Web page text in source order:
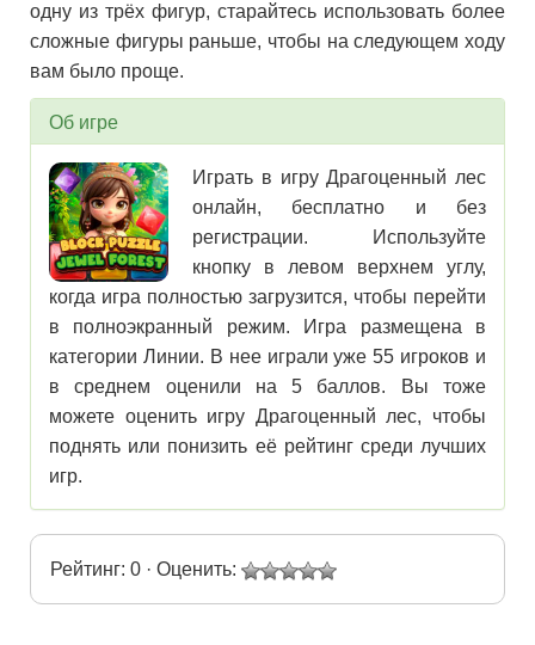
одну из трёх фигур, старайтесь использовать более
сложные фигуры раньше, чтобы на следующем ходу
вам было проще.
Об игре
Играть в игру Драгоценный лес
онлайн, бесплатно и без
регистрации. Используйте
кнопку в левом верхнем углу,
когда игра полностью загрузится, чтобы перейти
в полноэкранный режим. Игра размещена в
категории Линии. В нее играли уже 55 игроков и
в среднем оценили на 5 баллов. Вы тоже
можете оценить игру Драгоценный лес, чтобы
поднять или понизить её рейтинг среди лучших
игр.
Рейтинг: 0 · Оценить: